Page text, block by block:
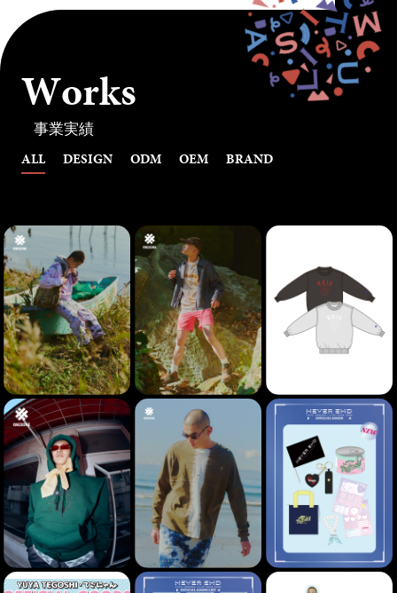
Works
事業実績
ALL DESIGN ODM OEM BRAND